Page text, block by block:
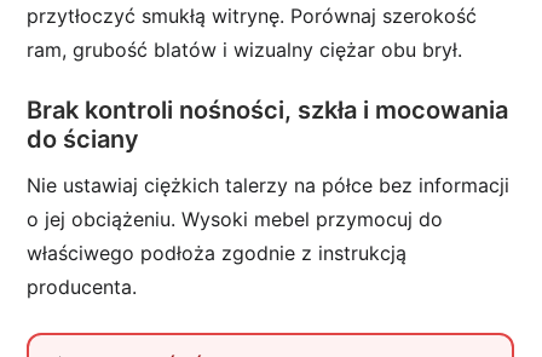
przytłoczyć smukłą witrynę. Porównaj szerokość
ram, grubość blatów i wizualny ciężar obu brył.
Brak kontroli nośności, szkła i mocowania
do ściany
Nie ustawiaj ciężkich talerzy na półce bez informacji
o jej obciążeniu. Wysoki mebel przymocuj do
właściwego podłoża zgodnie z instrukcją
producenta.